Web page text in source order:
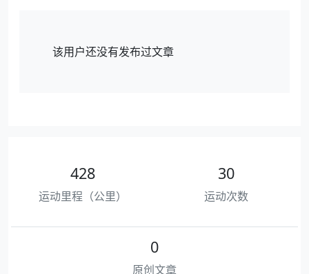
该用户还没有发布过文章
428
运动里程（公里）
30
运动次数
0
原创文章